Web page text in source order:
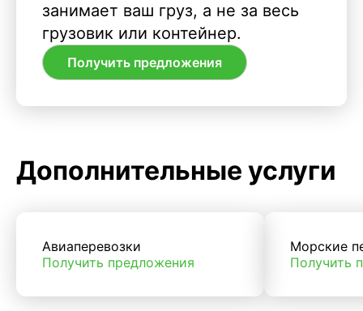
занимает ваш груз, а не за весь
грузовик или контейнер.
Получить предложения
Дополнительные услуги
Авиаперевозки
Получить предложения
Морские
Получить